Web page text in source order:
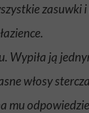
zasuwki
Wypiła ją
włosy
mu